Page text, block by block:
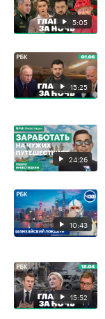
5:05
15:25
24:26
10:43
15:52